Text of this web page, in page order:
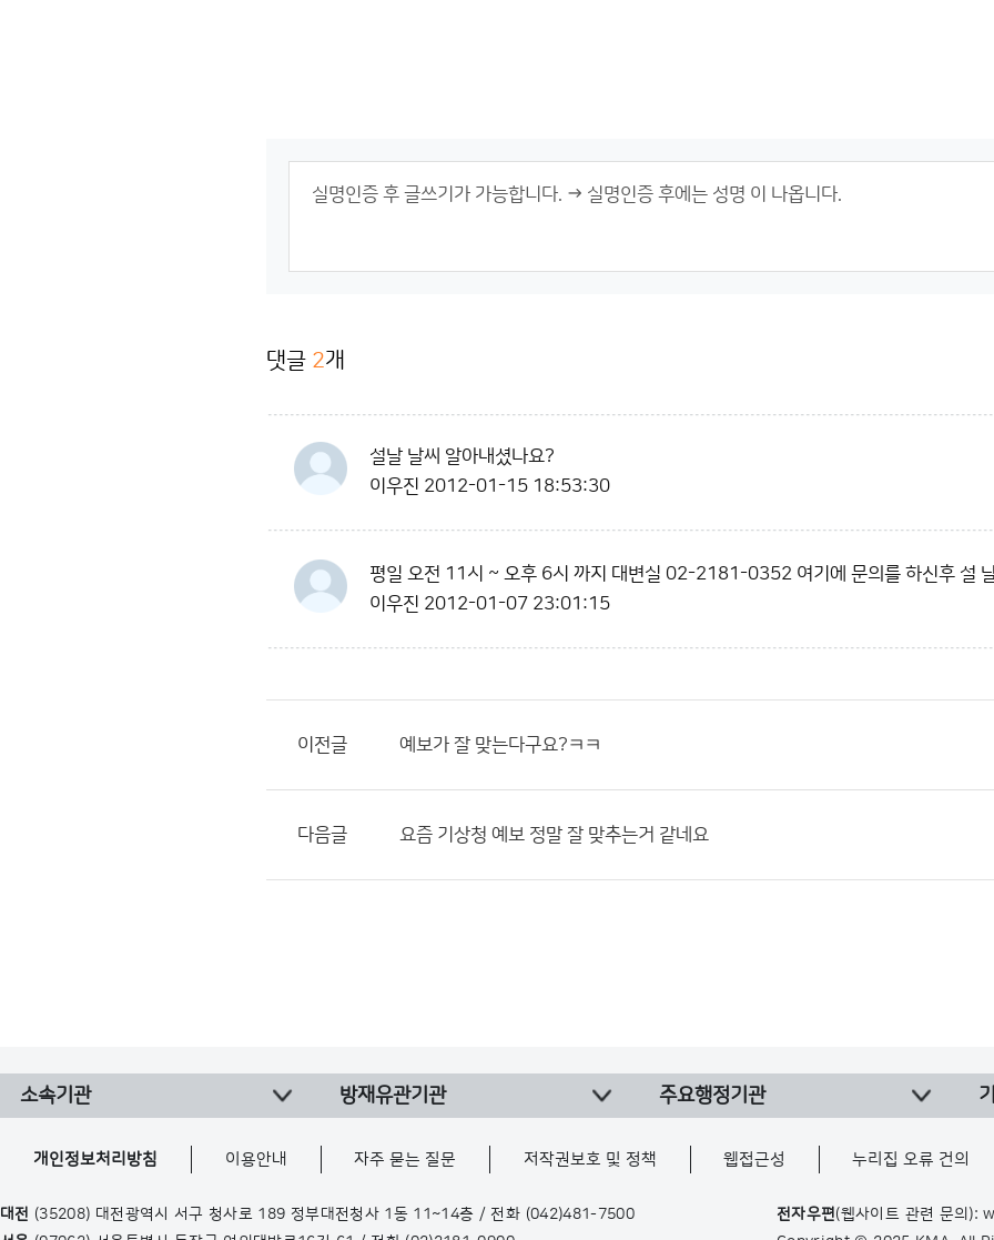
댓글 2개
설날 날씨 알아내셨나요?
이우진 2012-01-15 18:53:30
평일 오전 11시 ~ 오후 6시 까지 대변실 02-2181-0352 여기에 문의를 하신후 설
이우진 2012-01-07 23:01:15
이전글 예보가 잘 맞는다구요?ㅋㅋ
다음글 요즘 기상청 예보 정말 잘 맞추는거 같네요
소속기관 방재유관기관 주요행정기관
개인정보처리방침 이용안내 자주 묻는 질문 저작권보호 및 정책 웹접근성 누리집 오류 건의
대전 (35208) 대전광역시 서구 청사로 189 정부대전청사 1동 11~14층 / 전화 (042)481-7500
전자우편(웹사이트 관련 문의